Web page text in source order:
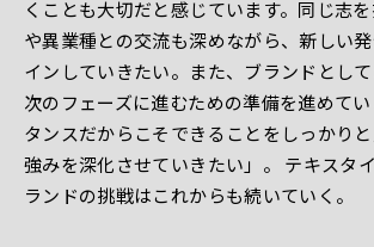
くことも大切だと感じています。同じ志
や異業種との交流も深めながら、新しい
インしていきたい。また、ブランドとして
次のフェーズに進むための準備を進めて
タンスだからこそできることをしっかり
強みを深化させていきたい」。 テキスタ
ランドの挑戦はこれからも続いていく。